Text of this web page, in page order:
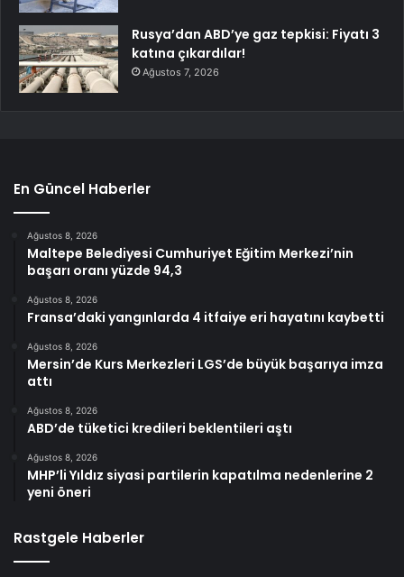
Rusya’dan ABD’ye gaz tepkisi: Fiyatı 3
katına çıkardılar!
Ağustos 7, 2026
En Güncel Haberler
Ağustos 8, 2026
Maltepe Belediyesi Cumhuriyet Eğitim Merkezi’nin
başarı oranı yüzde 94,3
Ağustos 8, 2026
Fransa’daki yangınlarda 4 itfaiye eri hayatını kaybetti
Ağustos 8, 2026
Mersin’de Kurs Merkezleri LGS’de büyük başarıya imza
attı
Ağustos 8, 2026
ABD’de tüketici kredileri beklentileri aştı
Ağustos 8, 2026
MHP’li Yıldız siyasi partilerin kapatılma nedenlerine 2
yeni öneri
Rastgele Haberler